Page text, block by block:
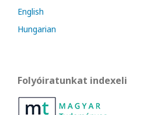
English
Hungarian
Folyóiratunkat indexeli